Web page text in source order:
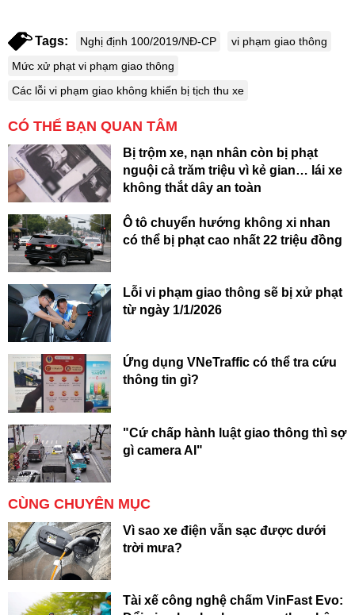
Tags: Nghị định 100/2019/NĐ-CP
vi phạm giao thông
Mức xử phạt vi phạm giao thông
Các lỗi vi phạm giao không khiến bị tịch thu xe
CÓ THỂ BẠN QUAN TÂM
Bị trộm xe, nạn nhân còn bị phạt
nguội cả trăm triệu vì kẻ gian… lái xe
không thắt dây an toàn
Ô tô chuyển hướng không xi nhan
có thể bị phạt cao nhất 22 triệu đồng
Lỗi vi phạm giao thông sẽ bị xử phạt
từ ngày 1/1/2026
Ứng dụng VNeTraffic có thể tra cứu
thông tin gì?
"Cứ chấp hành luật giao thông thì sợ
gì camera AI"
CÙNG CHUYÊN MỤC
Vì sao xe điện vẫn sạc được dưới
trời mưa?
Tài xế công nghệ chấm VinFast Evo: